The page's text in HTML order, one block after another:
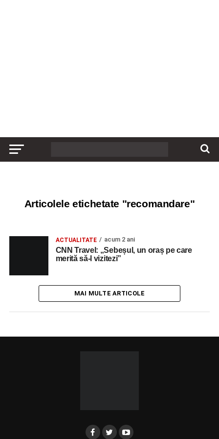
Articolele etichetate "recomandare"
ACTUALITATE acum 2 ani
CNN Travel: „Sebeșul, un oraș pe care
merită să-l vizitezi”
MAI MULTE ARTICOLE